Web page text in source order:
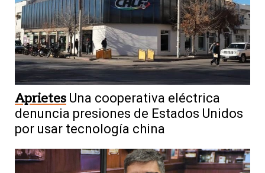
Aprietes Una cooperativa eléctrica
denuncia presiones de Estados Unidos
por usar tecnología china